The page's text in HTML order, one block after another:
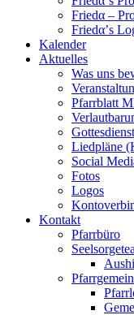
Friedα –
Friedα’s
Kalender
Aktuelles
Was uns
Pfarrblatt
Liedpläne
Social
Fotos
Logos
Kontakt
Pfarrbüro